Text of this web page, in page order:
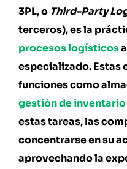
3PL, o Third-Party
terceros), es la
procesos logísticos
especializado. Estas
funciones como
gestión de inventario
estas tareas, las
concentrarse en su
aprovechando la